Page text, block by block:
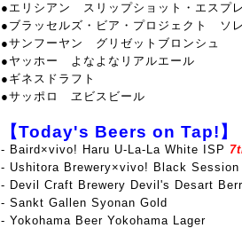
●エリシアン スリップショット・エスプ
●ブラッセルズ・ビア・プロジェクト ソ
●サンフーヤン グリゼットブロンシュ
●ヤッホー よなよなリアルエール
●ギネスドラフト
●サッポロ ヱビスビール
【Today's Beers on Tap!】
- Baird×vivo! Haru U-La-La White ISP
- Ushitora Brewery×vivo! Black Session
- Devil Craft Brewery Devil's Desart
- Sankt Gallen Syonan Gold
- Yokohama Beer Yokohama Lager